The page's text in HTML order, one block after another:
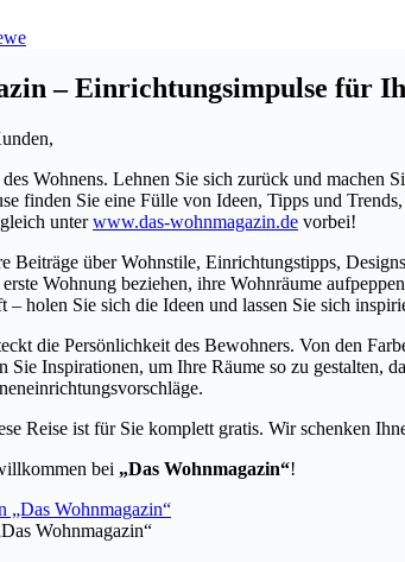
– Einrichtungsimpulse für
Wohnens. Lehnen Sie sich zurück und machen
finden Sie eine Fülle von Ideen, Tipps und
unterwww.das-wohnmagazin.de vorbei!
Beiträge über Wohnstile, Einrichtungstipps,
Wohnung beziehen, ihre Wohnräume
– holen Sie sich die Ideen und lassen Sie sich
die Persönlichkeit des Bewohners. Von den
Sie Inspirationen, um Ihre Räume so zu gestalten,
Reise ist für Sie komplett gratis. Wir schenken
bei „Das Wohnmagazin“!
Wohnmagazin“